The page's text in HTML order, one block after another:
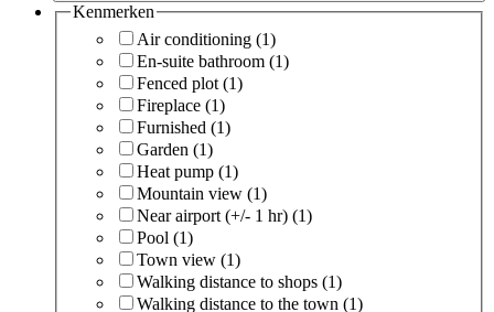
Kenmerken
Air conditioning (1)
En-suite bathroom (1)
Fenced plot (1)
Fireplace (1)
Furnished (1)
Garden (1)
Heat pump (1)
Mountain view (1)
Near airport (+/- 1 hr) (1)
Pool (1)
Town view (1)
Walking distance to shops (1)
Walking distance to the town (1)